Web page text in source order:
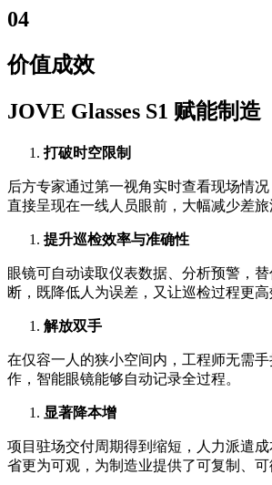
04
价值成效
JOVE Glasses S1 赋能制造
打破时空限制
后方专家通过第一视角实时查看现场情
直接呈现在一线人员眼前，大幅减少差旅
提升巡检效率与准确性
眼镜可自动读取仪表数据、分析预警，
断，既降低人为误差，又让巡检过程更高
解放双手
在仅容一人的狭小空间内，工程师无需
作，智能眼镜能够自动记录全过程。
显著降本增
项目驻场交付周期得到缩短，人力派遣
省更为可观，为制造业提供了可复制、可